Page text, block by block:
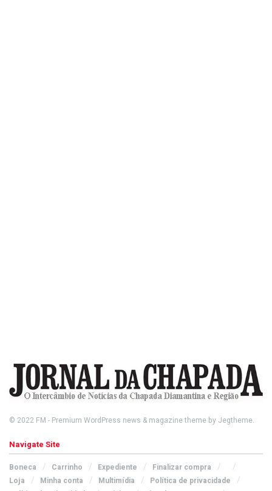
© 2022 FM - Premium WordPress news & magazine theme by Jegtheme.
Navigate Site
Boneca Carrinho Expediente
Finalizar compra
Loja
Minha conta Multimídia
Política de privacidade